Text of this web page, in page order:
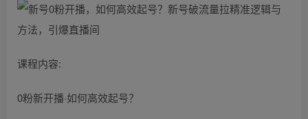
课程内容:
0粉新开播·如何高效起号？